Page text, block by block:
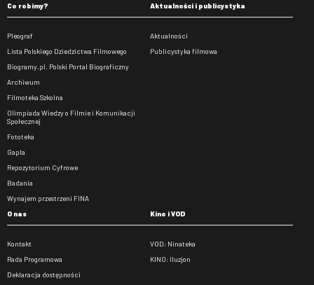
Co robimy?
Pleograf
Lista Polskiego Dziedzictwa Filmowego
Biogramy.pl. Polski Portal Biograficzny
Archiwum
Filmoteka Szkolna
Olimpiada Wiedzy o Filmie i Komunikacji
Społecznej
Fototeka
Gapla
Repozytorium Cyfrowe
Badania
Wynajem przestrzeni FINA
Aktualności i publicystyka
Aktualności
Publicystyka filmowa
O nas
Kontakt
Rada Programowa
Deklaracja dostępności
Kino i VOD
VOD: Ninateka
KINO: Iluzjon